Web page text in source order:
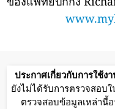
ประกาศเกี่ยวกับการใช้งา
ยังไม่ได้รับการตรวจสอบ
ตรวจสอบข้อมูลเหล่านี้